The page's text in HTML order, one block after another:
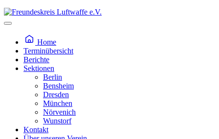
Home
Terminübersicht
Berichte
Sektionen
Berlin
Bensheim
Dresden
München
Nörvenich
Wunstorf
Kontakt